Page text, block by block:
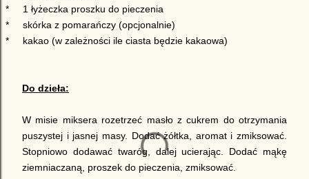
*
1 łyżeczka proszku do pieczenia
*
skórka z pomarańczy (opcjonalnie)
*
kakao (w zależności ile ciasta będzie kakaowa)
Do dzieła:
W misie miksera rozetrzeć masło z cukrem do otrzymania
puszystej i jasnej masy. Dodać żółtka, aromat i zmiksować.
Stopniowo dodawać twaróg, dalej ucierając. Dodać mąkę
ziemniaczaną, proszek do pieczenia, zmiksować.